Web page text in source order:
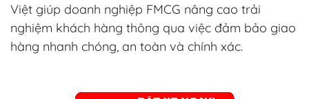
Việt giúp doanh nghiệp FMCG nâng cao trải
nghiệm khách hàng thông qua việc đảm bảo giao
hàng nhanh chóng, an toàn và chính xác.